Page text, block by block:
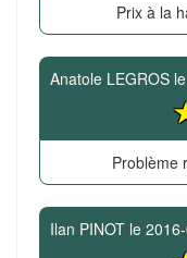
Prix à la
Anatole LEGROS le
Problème
Ilan PINOT le